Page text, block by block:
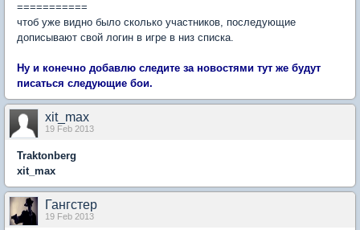
===========
чтоб уже видно было сколько участников, последующие
дописывают свой логин в игре в низ списка.
Ну и конечно добавлю следите за новостями тут же будут
писаться следующие бои.
xit_max
19 Feb 2013
Traktonberg
xit_max
Гангстер
19 Feb 2013